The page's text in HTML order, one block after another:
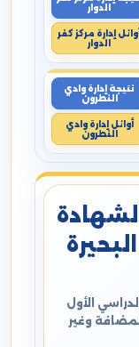
الدوار
إدارة مركز كفر
الدوار
نتيجة إدارة وادي
النطرون
أوائل إدارة وادي
النطرون
الأول
وغير